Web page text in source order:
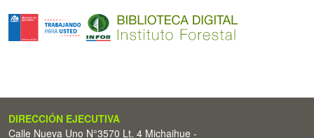
DIRECCIÓN EJECUTIVA
Calle Nueva Uno N°3570 Lt. 4 Michaihue -